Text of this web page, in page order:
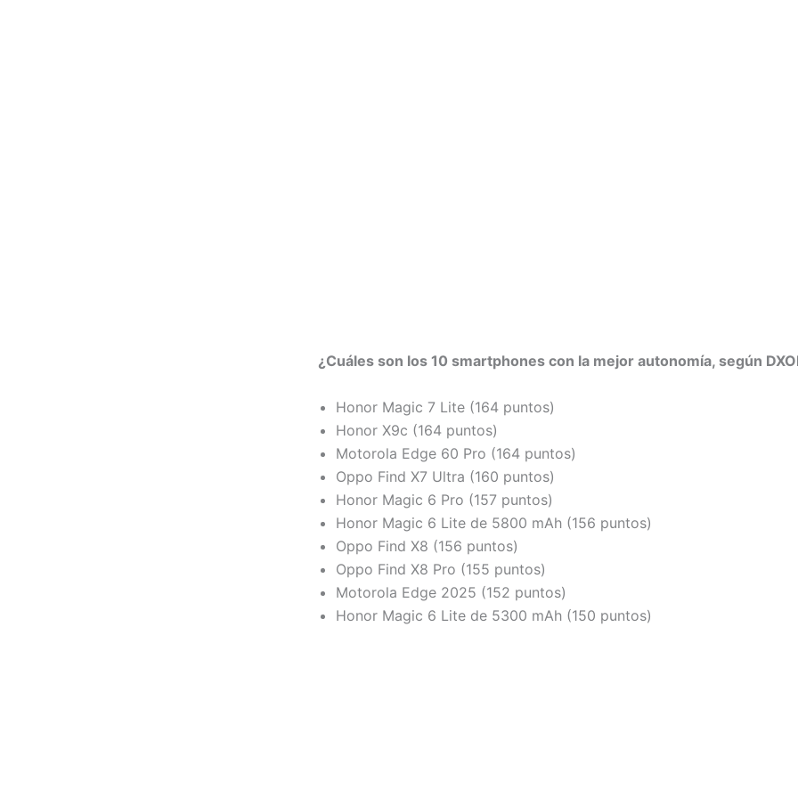
¿Cuáles son los 10 smartphones con la mejor autonomía, según
Honor Magic 7 Lite (164 puntos)
Honor X9c (164 puntos)
Motorola Edge 60 Pro (164 puntos)
Oppo Find X7 Ultra (160 puntos)
Honor Magic 6 Pro (157 puntos)
Honor Magic 6 Lite de 5800 mAh (156 puntos)
Oppo Find X8 (156 puntos)
Oppo Find X8 Pro (155 puntos)
Motorola Edge 2025 (152 puntos)
Honor Magic 6 Lite de 5300 mAh (150 puntos)